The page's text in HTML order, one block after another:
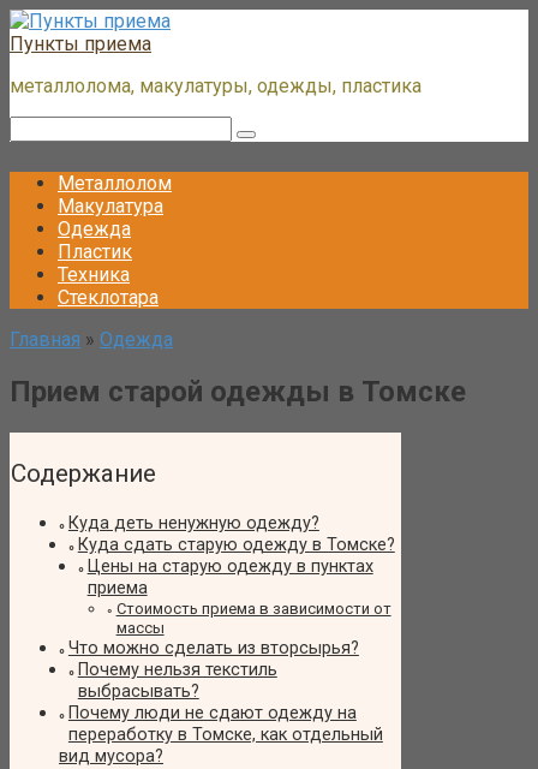
Перейти
к
Пункты приема
металлолома, макулатуры, одежды, пластика
Металлолом
Макулатура
Одежда
Пластик
Техника
Стеклотара
Главная » Одежда
Прием старой одежды в Томске
Содержание
Куда деть ненужную одежду?
Куда сдать старую одежду в Томске?
Цены на старую одежду в пунктах
приема
Стоимость приема в зависимости от
массы
Что можно сделать из вторсырья?
Почему нельзя текстиль
выбрасывать?
Почему люди не сдают одежду на
переработку в Томске, как отдельный
вид мусора?